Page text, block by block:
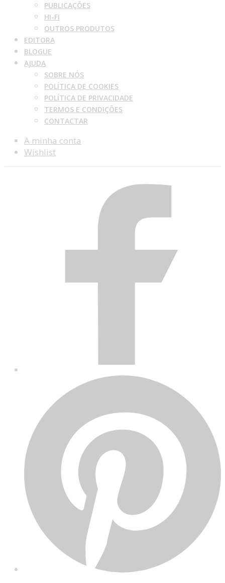
PUBLICAÇÕES
HI-FI
OUTROS PRODUTOS
EDITORA
BLOGUE
AJUDA
SOBRE NÓS
POLÍTICA DE COOKIES
POLÍTICA DE PRIVACIDADE
TERMOS E CONDIÇÕES
CONTACTAR
A minha conta
Wishlist